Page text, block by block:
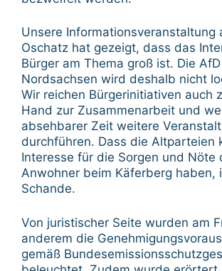
Unsere Informationsveranstaltung
Oschatz hat gezeigt, dass das
Bürger am Thema groß ist. Die AfD
Nordsachsen wird deshalb nicht
Wir reichen Bürgerinitiativen auch
Hand zur Zusammenarbeit und
absehbarer Zeit weitere
durchführen. Dass die Altparteien
Interesse für die Sorgen und Nöte
Anwohner beim Käferberg haben,
Schande.
Von juristischer Seite wurden am
anderem die
gemäß